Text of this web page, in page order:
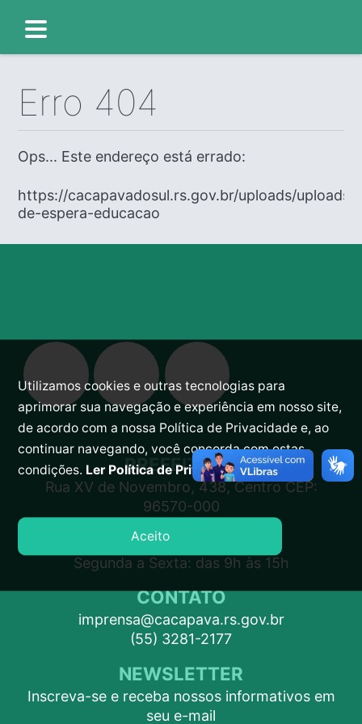
Erro 404
Ops... Este endereço está errado:
https://cacapavadosul.rs.gov.br/uploads/uploads/
de-espera-educacao
PREFEITURA
Rua XV de Novembro, 438, Centro CEP:
96570-000
ATENDIMENTO
Segunda a Sexta: das 9h às 15h
CONTATO
imprensa@cacapava.rs.gov.br
(55) 3281-2177
NEWSLETTER
Inscreva-se e receba nossos informativos em
seu e-mail
Utilizamos cookies e outras tecnologias para
aprimorar sua navegação e experiência em nosso site,
de acordo com a nossa Política de Privacidade e, ao
continuar navegando, você concorda com estas
condições. Ler Política de Privacidade.
Aceito